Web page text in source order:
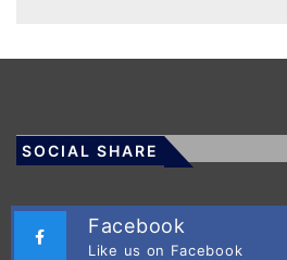
SOCIAL SHARE
Facebook
Like us on Facebook